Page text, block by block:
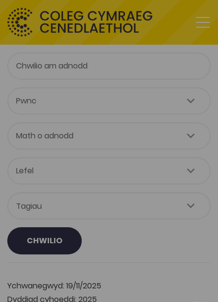
CHWILIO
Ychwanegwyd: 19/11/2025
Dyddiad cyhoeddi: 2025